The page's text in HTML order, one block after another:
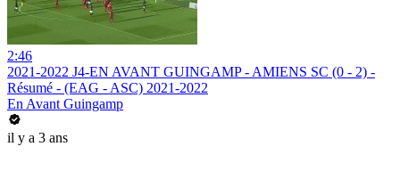
2:46
2021-2022 J4-EN AVANT GUINGAMP - AMIENS SC (0 - 2) -
Résumé - (EAG - ASC) 2021-2022
En Avant Guingamp
il y a 3 ans